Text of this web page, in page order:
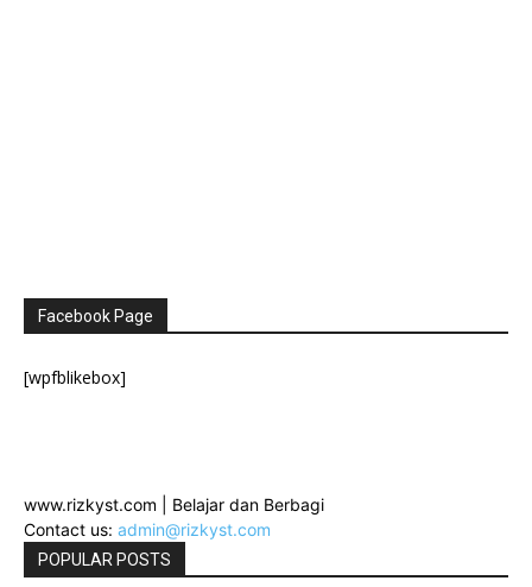
Facebook Page
[wpfblikebox]
www.rizkyst.com | Belajar dan Berbagi
Contact us: admin@rizkyst.com
POPULAR POSTS